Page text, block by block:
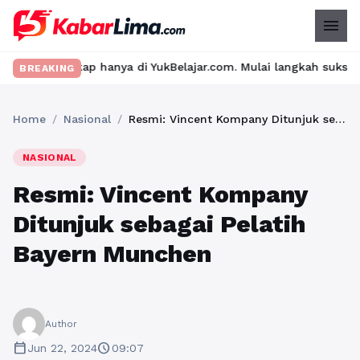
menu
BREAKING
hanya di YukBelajar.com. Mulai langkah suksesmu hari
Home / Nasional / Resmi: Vincent Kompany Ditunjuk sebagai Pelatih Bayern Munchen
NASIONAL
Resmi: Vincent Kompany
Ditunjuk sebagai Pelatih
Bayern Munchen
Author
calendar_todayJun 22, 2024schedule09:07